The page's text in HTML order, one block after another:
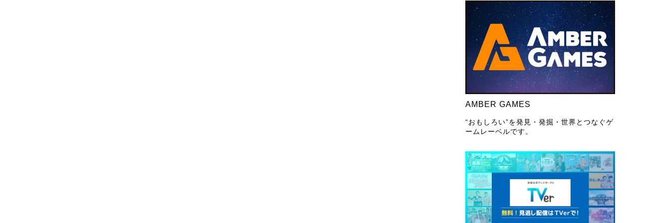
AMBER GAMES
“おもしろい”を発見・発掘・世界とつなぐゲ
ームレーベルです。